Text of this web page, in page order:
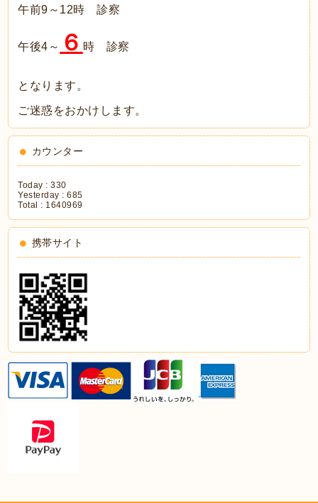
午前9～12時 診察
午後4～ ６ 時 診察
となります。
ご迷惑をおかけします。
カウンター
Today :330
Yesterday :685
Total : 1640969
携帯サイト